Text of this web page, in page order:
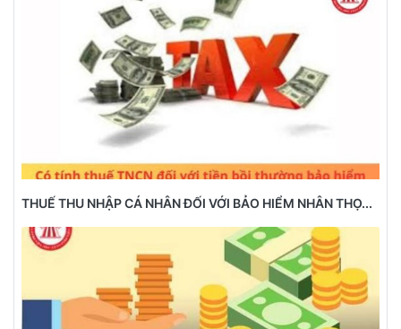
THUẾ THU NHẬP CÁ NHÂN ĐỐI VỚI BẢO HIỂM NHÂN THỌ...